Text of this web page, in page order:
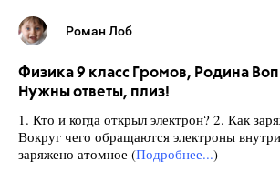
Роман Лоб
Физика 9 класс Громов, Родина
Нужны ответы, плиз!
1. Кто и когда открыл электрон? 2. Как
Вокруг чего обращаются электроны
заряжено атомное (Подробнее...)